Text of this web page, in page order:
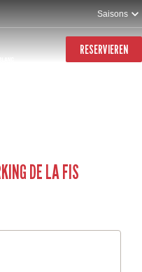
Saisons
RESERVIEREN
DE LA FIS